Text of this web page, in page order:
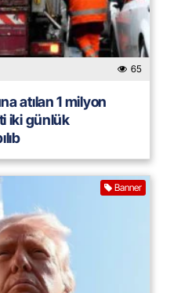
65
atılan 1 milyon
iki günlük
Banner